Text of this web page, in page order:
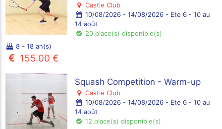
Castle Club
10/08/2026 - 14/08/2026 - Ete 6 - 10 au
14 août
20 place(s) disponible(s)
8 - 18 an(s)
155.00 €
Squash Competition - Warm-up
Castle Club
10/08/2026 - 14/08/2026 - Ete 6 - 10 au
14 août
12 place(s) disponible(s)